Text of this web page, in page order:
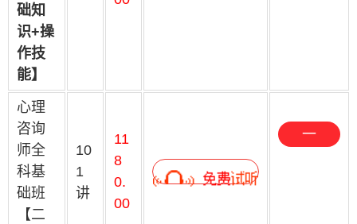
础知
识+操
作技
能】
心理
咨询
师全
科基
础班
【二
10
1
讲
11
8
0.
00
一